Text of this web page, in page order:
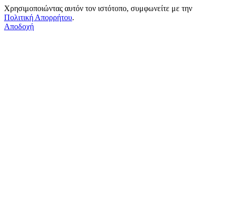
Χρησιμοποιώντας αυτόν τον ιστότοπο, συμφωνείτε με την
Πολιτική Απορρήτου.
Αποδοχή